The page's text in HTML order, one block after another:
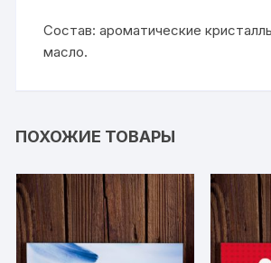
Состав: ароматические
масло.
ПОХОЖИЕ ТОВАРЫ